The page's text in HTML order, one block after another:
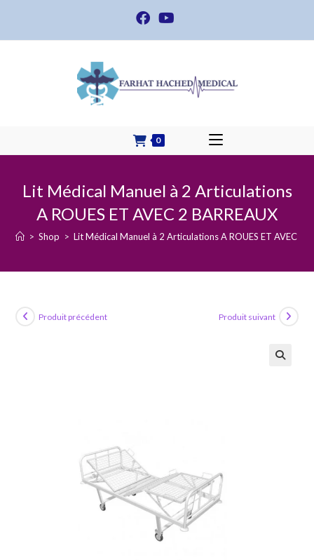
content
0
Lit Médical Manuel à 2 Articulations
A ROUES ET AVEC 2 BARREAUX
> Shop > Lit Médical Manuel à 2 Articulations A ROUES ET AVEC 2
Produit précédent Produit suivant